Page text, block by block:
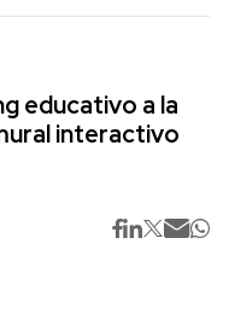
educativo a la
interactivo